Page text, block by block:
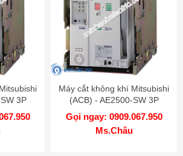
3P
Máy cắt không khí Mitsubishi
(ACB) - AE2500-SW 3P
2500A 85kA DR
Gọi ngay: 0909.067.950
Ms.Châu